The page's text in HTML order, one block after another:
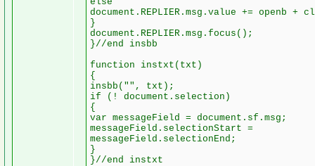
document.REPLIER.msg.value += openb +
}
document.REPLIER.msg.focus();
}//end insbb
function instxt(txt)
{
insbb("", txt);
if (! document.selection)
{
var messageField = document.sf.msg;
messageField.selectionStart =
messageField.selectionEnd;
}
}//end instxt